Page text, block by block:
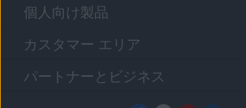
個人向け製品
カスタマー エリア
パートナーとビジネス